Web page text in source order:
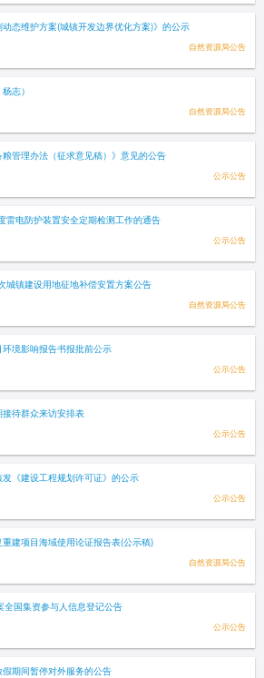
态维护方案(城镇开发边界优化方案)》的公示
自然资源局公告
志）
自然资源局公告
管理办法（征求意见稿）》意见的公告
公示公告
雷电防护装置安全定期检测工作的通告
公示公告
城镇建设用地征地补偿安置方案公告
自然资源局公告
境影响报告书报批前公示
公示公告
待群众来访安排表
公示公告
《建设工程规划许可证》的公示
公示公告
建项目海域使用论证报告表(公示稿)
自然资源局公告
全国集资参与人信息登记公告
公示公告
期间暂停对外服务的公告